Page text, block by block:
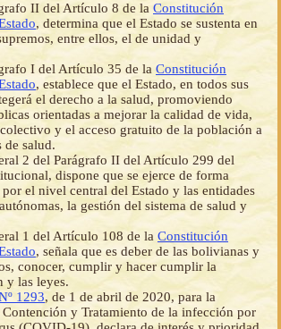
II del Artículo 8 de la Constitución
, determina que el Estado se sustenta en
entre ellos, el de unidad y
I del Artículo 35 de la Constitución
, establece que el Estado, en todos sus
el derecho a la salud, promoviendo
orientadas a mejorar la calidad de vida,
y el acceso gratuito de la población a
de salud.
2 del Parágrafo II del Artículo 299 del
dispone que se ejerce de forma
el nivel central del Estado y las entidades
la gestión del sistema de salud y
1 del Artículo 108 de la Constitución
, señala que es deber de las bolivianas y
conocer, cumplir y hacer cumplir la
y las leyes.
1293, de 1 de abril de 2020, para la
y Tratamiento de la infección por